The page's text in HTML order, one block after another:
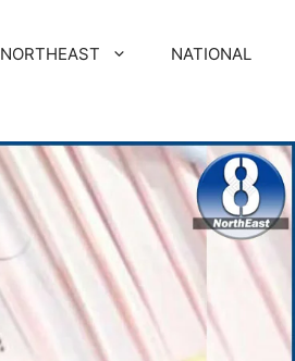
NORTHEAST NATIONAL